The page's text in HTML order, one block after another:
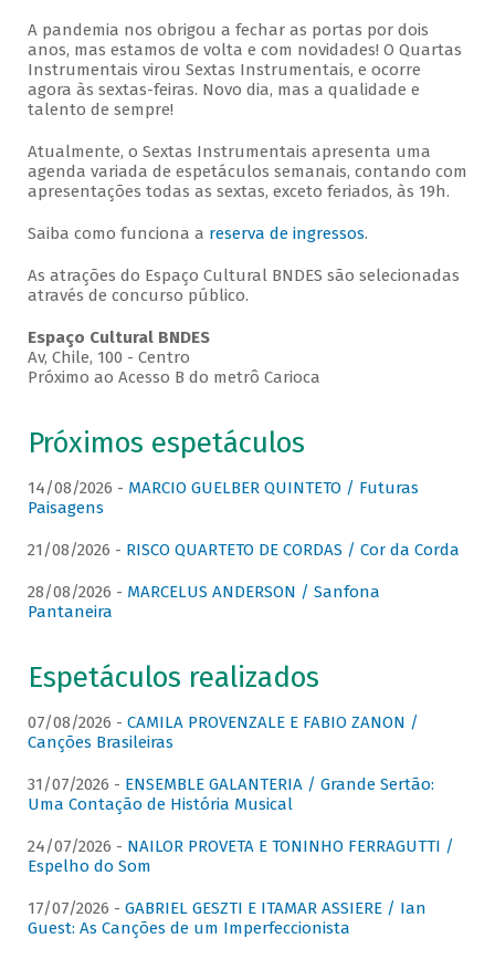
A pandemia nos obrigou a fechar as portas por dois
anos, mas estamos de volta e com novidades! O Quartas
Instrumentais virou Sextas Instrumentais, e ocorre
agora às sextas-feiras. Novo dia, mas a qualidade e
talento de sempre!
Atualmente, o Sextas Instrumentais apresenta uma
agenda variada de espetáculos semanais, contando com
apresentações todas as sextas, exceto feriados, às 19h.
Saiba como funciona a reserva de ingressos.
As atrações do Espaço Cultural BNDES são selecionadas
através de concurso público.
Espaço Cultural BNDES
Av, Chile, 100 - Centro
Próximo ao Acesso B do metrô Carioca
Próximos espetáculos
14/08/2026 - MARCIO GUELBER QUINTETO / Futuras
Paisagens
21/08/2026 - RISCO QUARTETO DE CORDAS / Cor da Corda
28/08/2026 - MARCELUS ANDERSON / Sanfona
Pantaneira
Espetáculos realizados
07/08/2026 - CAMILA PROVENZALE E FABIO ZANON /
Canções Brasileiras
31/07/2026 - ENSEMBLE GALANTERIA / Grande Sertão:
Uma Contação de História Musical
24/07/2026 - NAILOR PROVETA E TONINHO FERRAGUTTI /
Espelho do Som
17/07/2026 - GABRIEL GESZTI E ITAMAR ASSIERE / Ian
Guest: As Canções de um Imperfeccionista